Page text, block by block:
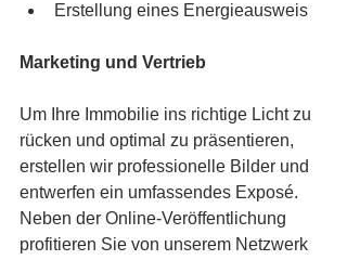
Erstellung eines Energieausweis
Marketing und Vertrieb
Um Ihre Immobilie ins richtige Licht zu
rücken und optimal zu präsentieren,
erstellen wir professionelle Bilder und
entwerfen ein umfassendes Exposé.
Neben der Online-Veröffentlichung
profitieren Sie von unserem Netzwerk